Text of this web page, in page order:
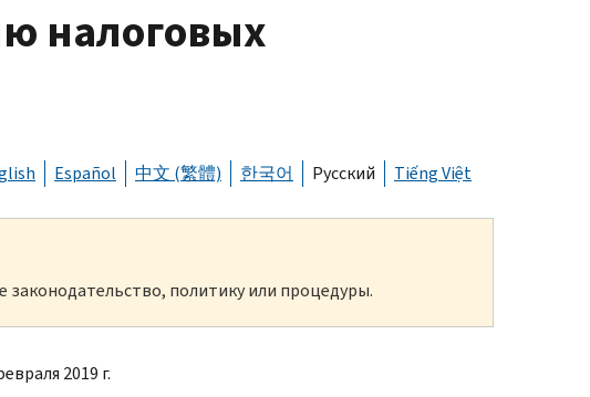
налоговых
Español 中文 (繁體) 한국어 Русский Tiếng Việt
политику или процедуры.
2019 г.